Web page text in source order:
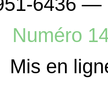
Numéro
Mis en